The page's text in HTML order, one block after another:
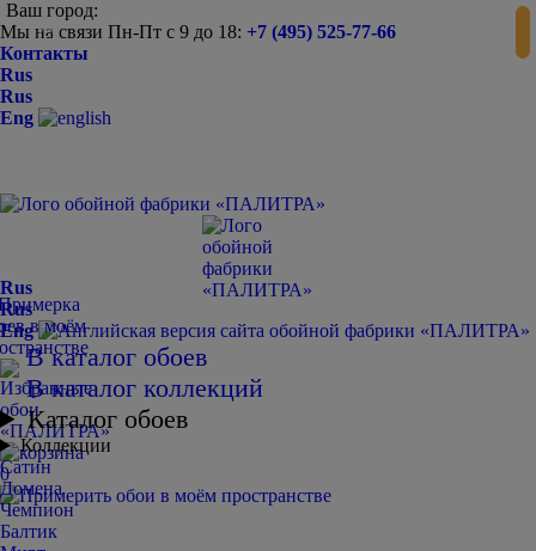
Ваш город:
Мы на связи Пн-Пт с 9 до 18: +7 (495) 525-77-66
Контакты
Rus
Rus
Eng
0
Rus
Rus
Eng
В каталог обоев
В каталог коллекций
Каталог обоев
Коллекции
Сатин
Домена
Чемпион
Балтик
-